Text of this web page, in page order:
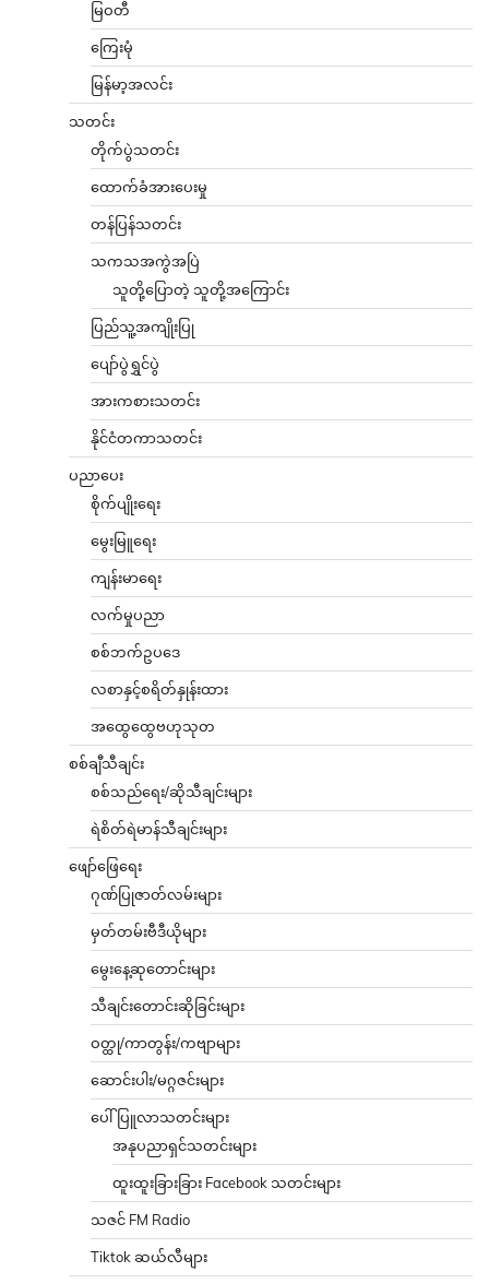
မြဝတီ
ကြေးမုံ
မြန်မာ့အလင်း
သတင်း
တိုက်ပွဲသတင်း
ထောက်ခံအားပေးမှု
တန်ပြန်သတင်း
သကသအကွဲအပြဲ
သူတို့ပြောတဲ့ သူတို့အကြောင်း
ပြည်သူ့အကျိုးပြု
ပျော်ပွဲရွှင်ပွဲ
အားကစားသတင်း
နိုင်ငံတကာသတင်း
ပညာပေး
စိုက်ပျိုးရေး
မွေးမြူရေး
ကျန်းမာရေး
လက်မှုပညာ
စစ်ဘက်ဥပဒေ
လစာနှင့်စရိတ်နှုန်းထား
အထွေထွေဗဟုသုတ
စစ်ချီသီချင်း
စစ်သည်ရေး/ဆိုသီချင်းများ
ရဲစိတ်ရဲမာန်သီချင်းများ
ဖျော်ဖြေရေး
ဂုဏ်ပြုဇာတ်လမ်းများ
မှတ်တမ်းဗီဒီယိုများ
မွေးနေ့ဆုတောင်းများ
သီချင်းတောင်းဆိုခြင်းများ
ဝတ္ထု/ကာတွန်း/ကဗျာများ
ဆောင်းပါး/မဂ္ဂဇင်းများ
ပေါ်ပြူလာသတင်းများ
အနုပညာရှင်သတင်းများ
ထူးထူးခြားခြား Facebook သတင်းများ
သဇင် FM Radio
Tiktok ဆယ်လီများ